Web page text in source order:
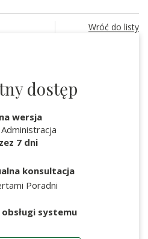
Wróć do listy
dostęp
wersja
7 dni
konsultacja
Poradni
obsługi systemu